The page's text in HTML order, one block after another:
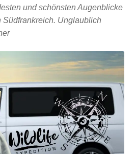
und schönsten Augenblicke
Südfrankreich. Unglaublich